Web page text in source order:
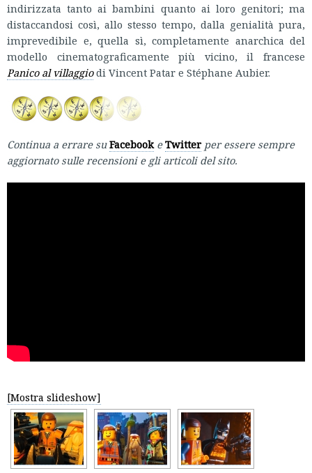
indirizzata tanto ai bambini quanto ai loro genitori; ma
distaccandosi così, allo stesso tempo, dalla genialità pura,
imprevedibile e, quella sì, completamente anarchica del
modello cinematograficamente più vicino, il francese
Panico al villaggiodi Vincent Patar e Stéphane Aubier.
Continua a errare suFacebookeTwitter per essere sempre
aggiornato sulle recensioni e gli articoli del sito.
[Mostra slideshow]